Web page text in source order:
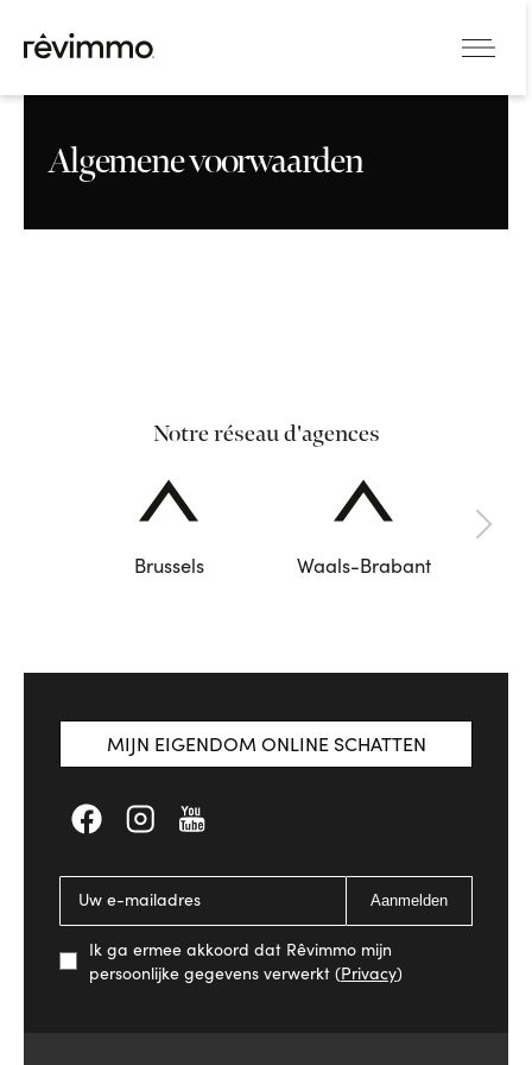
Algemene voorwaarden
Notre réseau d'agences
Brussels Waals-Brabant
MIJN EIGENDOM ONLINE SCHATTEN
Aanmelden
Ik ga ermee akkoord dat Rêvimmo mijn
persoonlijke gegevens verwerkt (Privacy)